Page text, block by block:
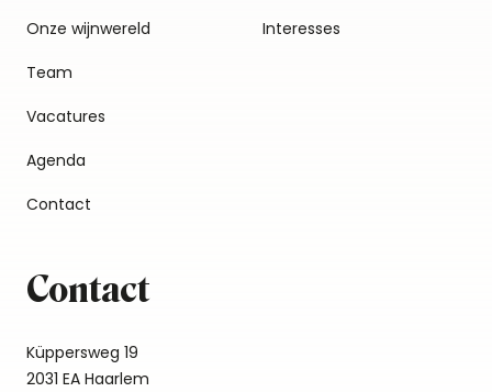
Onze wijnwereld
Team
Vacatures
Agenda
Contact
Interesses
Contact
Küppersweg 19
2031 EA Haarlem